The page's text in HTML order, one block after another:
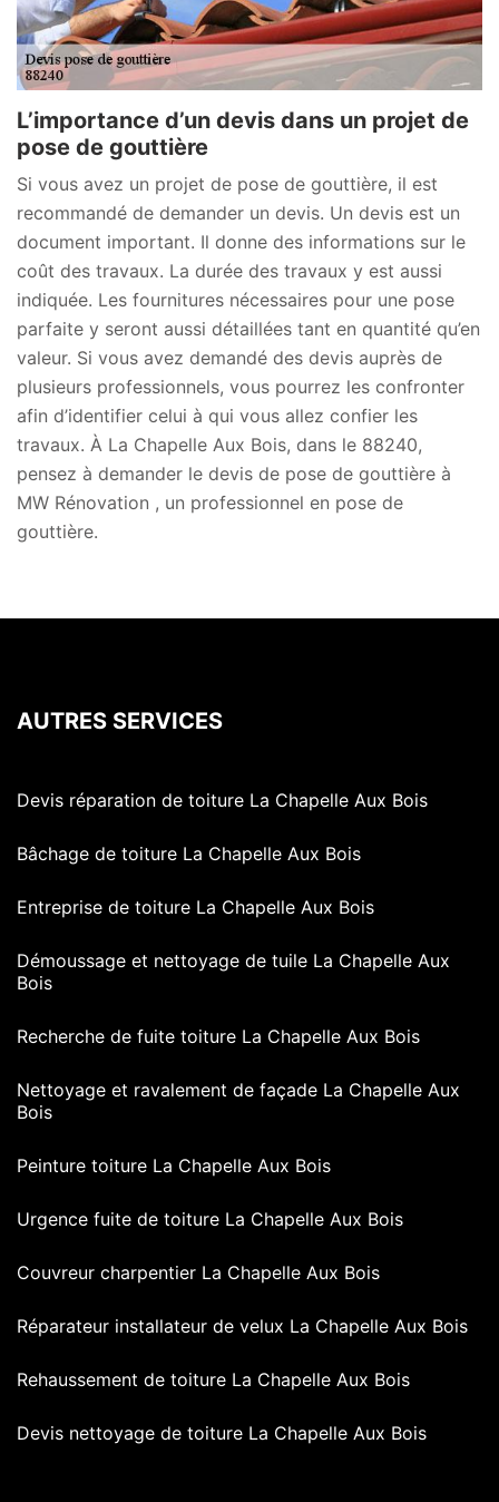
L’importance d’un devis dans un projet de
pose de gouttière
Si vous avez un projet de pose de gouttière, il est
recommandé de demander un devis. Un devis est un
document important. Il donne des informations sur le
coût des travaux. La durée des travaux y est aussi
indiquée. Les fournitures nécessaires pour une pose
parfaite y seront aussi détaillées tant en quantité qu’en
valeur. Si vous avez demandé des devis auprès de
plusieurs professionnels, vous pourrez les confronter
afin d’identifier celui à qui vous allez confier les
travaux. À La Chapelle Aux Bois, dans le 88240,
pensez à demander le devis de pose de gouttière à
MW Rénovation , un professionnel en pose de
gouttière.
AUTRES SERVICES
Devis réparation de toiture La Chapelle Aux Bois
Bâchage de toiture La Chapelle Aux Bois
Entreprise de toiture La Chapelle Aux Bois
Démoussage et nettoyage de tuile La Chapelle Aux
Bois
Recherche de fuite toiture La Chapelle Aux Bois
Nettoyage et ravalement de façade La Chapelle Aux
Bois
Peinture toiture La Chapelle Aux Bois
Urgence fuite de toiture La Chapelle Aux Bois
Couvreur charpentier La Chapelle Aux Bois
Réparateur installateur de velux La Chapelle Aux Bois
Rehaussement de toiture La Chapelle Aux Bois
Devis nettoyage de toiture La Chapelle Aux Bois